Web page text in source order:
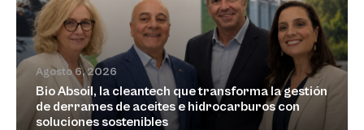
Agosto 6, 2026
Bio Absoil, la cleantech que transforma la gestión
de derrames de aceites e hidrocarburos con
soluciones sostenibles